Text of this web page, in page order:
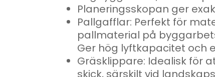
Planeringsskopan ger
Pallgafflar: Perfekt för
pallmaterial på
Ger hög lyftkapacitet och
Gräsklippare: Idealisk för
skick, särskilt vid